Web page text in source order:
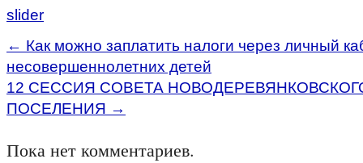
slider
← Как можно заплатить налоги через личный
несовершеннолетних детей
12 СЕССИЯ СОВЕТА
ПОСЕЛЕНИЯ →
Пока нет комментариев.